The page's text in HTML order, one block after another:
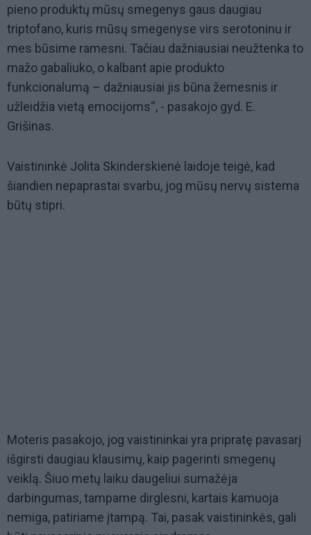
pieno produktų mūsų smegenys gaus daugiau
triptofano, kuris mūsų smegenyse virs serotoninu ir
mes būsime ramesni. Tačiau dažniausiai neužtenka to
mažo gabaliuko, o kalbant apie produkto
funkcionalumą – dažniausiai jis būna žemesnis ir
užleidžia vietą emocijoms“, - pasakojo gyd. E.
Grišinas.
Vaistininkė Jolita Skinderskienė laidoje teigė, kad
šiandien nepaprastai svarbu, jog mūsų nervų sistema
būtų stipri.
Moteris pasakojo, jog vaistininkai yra pripratę pavasarį
išgirsti daugiau klausimų, kaip pagerinti smegenų
veiklą. Šiuo metų laiku daugeliui sumažėja
darbingumas, tampame dirglesni, kartais kamuoja
nemiga, patiriame įtampą. Tai, pasak vaistininkės, gali